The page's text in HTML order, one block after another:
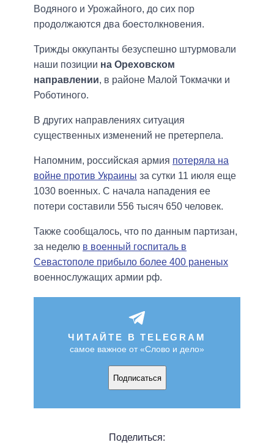
Водяного и Урожайного, до сих пор
продолжаются два боестолкновения.
Трижды оккупанты безуспешно штурмовали
наши позиции на Ореховском
направлении, в районе Малой Токмачки и
Роботиного.
В других направлениях ситуация
существенных изменений не претерпела.
Напомним, российская армия потеряла на
войне против Украины за сутки 11 июля еще
1030 военных. С начала нападения ее
потери составили 556 тысяч 650 человек.
Также сообщалось, что по данным партизан,
за неделю в военный госпиталь в
Севастополе прибыло более 400 раненых
военнослужащих армии рф.
ЧИТАЙТЕ В TELEGRAM
самое важное от «Слово и дело»
Подписаться
Поделиться: